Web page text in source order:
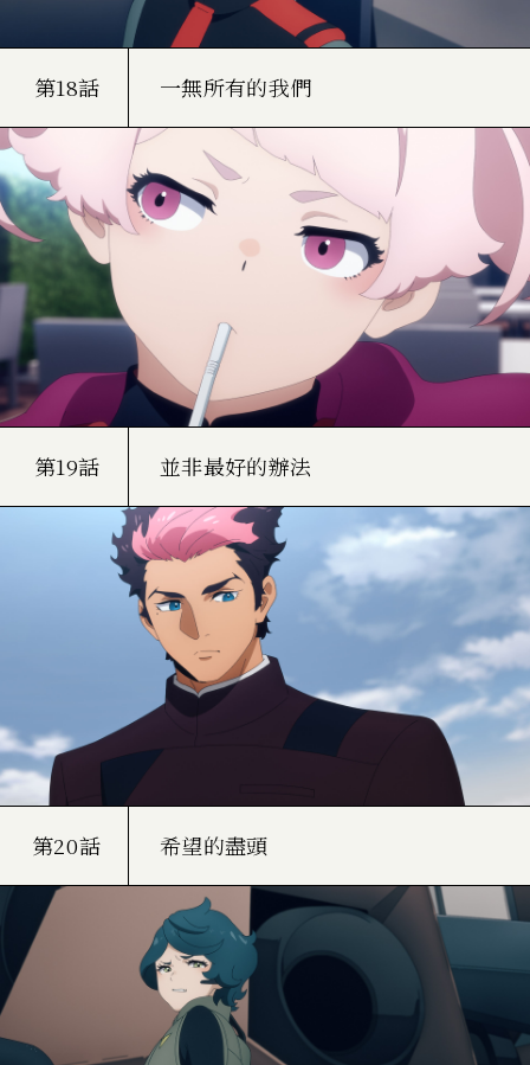
第18話 一無所有的我們
第19話 並非最好的辦法
第20話 希望的盡頭